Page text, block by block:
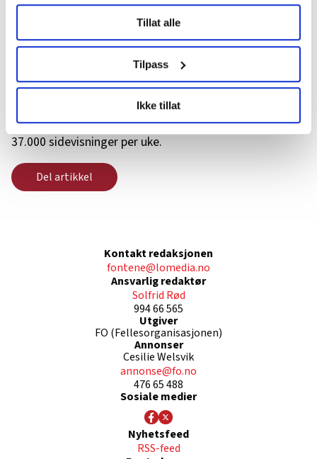
Undermer infokan du lese om hvordan dine personlige
data behandles og hvordan du kan velge hvordan de skal
brukes. Du kan hele tiden endre eller trekke tilbake ditt
samtykke fra erklæringen om informasjonskapsler.
LO Medias publikasjoner frifagbevegelse.no, hk-nytt.no
og fontene.no bruker informasjonskapsler (cookies) for å
lære hvordan våre nettsider blir brukt slik at vi tilby
relevant innhold, tilpassede annonser og utarbeide
statistikk.
Vi deler bare informasjon om hvordan du bruker
nettstedet med LO Medias egne samarbeidspartnere
Tillat alle
Tilpass
Ikke tillat
• Sosionom, sosialrådgiver, sosialkonsulent
• Barnevernspedagog, miljøterapeut
• Vernepleier, boveileder, miljøterapeut
• Administrative stillinger i helse-/sosialsektoren/NAV
Fontene.no har i snitt ca. 25.000 unike brukere og ca.
37.000 sidevisninger per uke.
Del artikkel
Kontakt redaksjonen
fontene@lomedia.no
Ansvarlig redaktør
Solfrid Rød
994 66 565
Utgiver
FO (Fellesorganisasjonen)
Annonser
Cesilie Welsvik
annonse@fo.no
476 65 488
Sosiale medier
Nyhetsfeed
RSS-feed